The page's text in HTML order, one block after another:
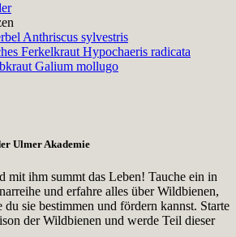
Anthriscus sylvestris
Ferkelkraut Hypochaeris radicata
Galium mollugo
Ulmer Akademie
mit ihm summt das Leben! Tauche ein in
und erfahre alles über Wildbienen,
sie bestimmen und fördern kannst. Starte
der Wildbienen und werde Teil dieser